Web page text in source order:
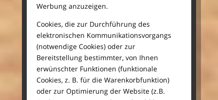
Werbung anzuzeigen.
Cookies, die zur Durchführung des
elektronischen Kommunikationsvorgangs
(notwendige Cookies) oder zur
Bereitstellung bestimmter, von Ihnen
erwünschter Funktionen (funktionale
Cookies, z. B. für die Warenkorbfunktion)
oder zur Optimierung der Website (z.B.